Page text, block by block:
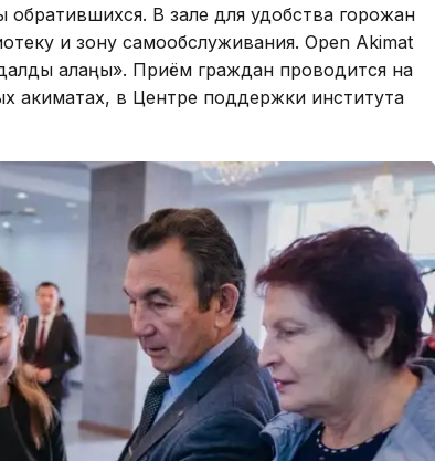
обратившихся. В зале для удобства горожан
и зону самообслуживания. Open Akimat
алаңы». Приём граждан проводится на
акиматах, в Центре поддержки института